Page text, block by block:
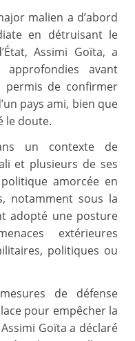
malien a d’abord
en détruisant le
Assimi Goïta, a
approfondies avant
permis de confirmer
pays ami, bien que
le doute.
un contexte de
et plusieurs de ses
amorcée en
notamment sous la
adopté une posture
extérieures
politiques ou
de défense
pour empêcher la
Goïta a déclaré